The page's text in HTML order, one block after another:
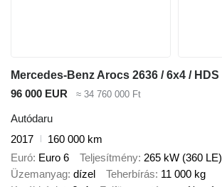
96 000 EUR ≈ 34 760 000 Ft
Autódaru
2017
160 000 km
Euró Euro 6 Teljesítmény 265 kW (360 LE)
Üzemanyag dízel Teherbírás 11 000 kg